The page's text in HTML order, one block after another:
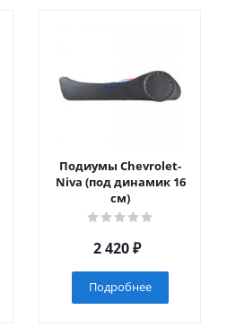
Подиумы Chevrolet-
Niva (под динамик 16
см)
2 420₽
Подробнее